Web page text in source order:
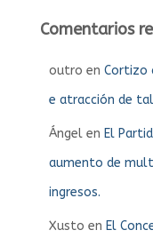
Comentarios
outro en Cortizo
e atracción de
Ángel en El
aumento de
ingresos.
Xusto en El